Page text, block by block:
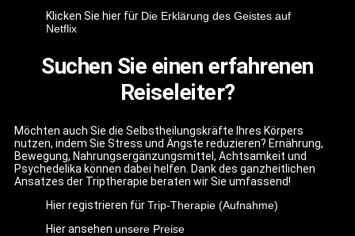
Klicken Sie hier für Die Erklärung des Geistes auf
Netflix
Suchen Sie einen erfahrenen
Reiseleiter?
Möchten auch Sie die Selbstheilungskräfte Ihres Körpers
nutzen, indem Sie Stress und Ängste reduzieren? Ernährung,
Bewegung, Nahrungsergänzungsmittel, Achtsamkeit und
Psychedelika können dabei helfen. Dank des ganzheitlichen
Ansatzes der Triptherapie beraten wir Sie umfassend!
Hier registrieren fürTrip-Therapie (Aufnahme)
Hier ansehen unsere Preise